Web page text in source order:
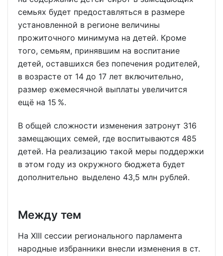
семьях будет предоставляться в размере
установленной в регионе величины
прожиточного минимума на детей. Кроме
того, семьям, принявшим на воспитание
детей, оставшихся без попечения родителей,
в возрасте от 14 до 17 лет включительно,
размер ежемесячной выплаты увеличится
ещё на 15 %.
В общей сложности изменения затронут 316
замещающих семей, где воспитываются 485
детей. На реализацию такой меры поддержки
в этом году из окружного бюджета будет
дополнительно выделено 43,5 млн рублей.
Между тем
На XIII сессии регионального парламента
народные избранники внесли изменения в ст.